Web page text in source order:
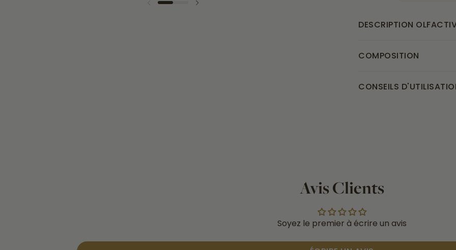
DESCRIPTION
COMPOSITION
CONSEILS
Avis Clients
Soyez le premier à écrire un avis